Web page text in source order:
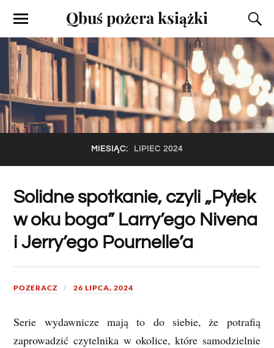
Qbuś pożera książki
MIESIĄC: LIPIEC 2024
Solidne spotkanie, czyli „Pyłek
w oku boga” Larry’ego Nivena
i Jerry’ego Pournelle’a
POZERACZ 26 LIPCA, 2024
Serie wydawnicze mają to do siebie, że potrafią
zaprowadzić czytelnika w okolice, które samodzielnie